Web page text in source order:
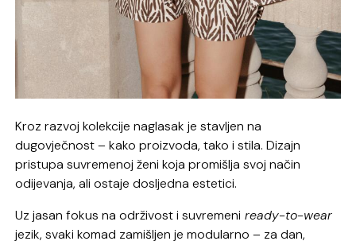
Kroz razvoj kolekcije naglasak je stavljen na
dugovječnost – kako proizvoda, tako i stila. Dizajn
pristupa suvremenoj ženi koja promišlja svoj način
odijevanja, ali ostaje dosljedna estetici.
Uz jasan fokus na održivost i suvremeni ready-to-wear
jezik, svaki komad zamišljen je modularno – za dan,